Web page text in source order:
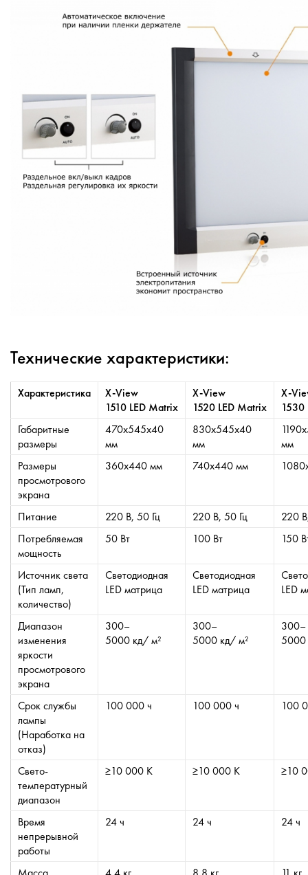
Технические характеристики:
Характеристика
X-View
1510 LED Matrix
X-View
1520 LED Matrix
X-
Габаритные
размеры
470x545x40
мм
830x545x40
мм
мм
Размеры
просмотрового
экрана
360x440 мм 740x440 мм
Питание 220 В, 50 Гц 220 В, 50 Гц
220
Потребляемая
мощность
50 Вт 100 Вт 150
Источник света
(Тип ламп,
количество)
Светодиодная
LED матрица
Светодиодная
LED матрица
LED
Диапазон
изменения
яркости
просмотрового
экрана
300–
5000 кд/ м²
300–
5000 кд/ м²
300–
5000
Срок службы
лампы
(Наработка на
отказ)
100 000 ч 100 000 ч 100
Свето-
температурный
диапазон
≥10 000 К ≥10 000 К ≥10
Время
непрерывной
работы
24 ч 24 ч 24 ч